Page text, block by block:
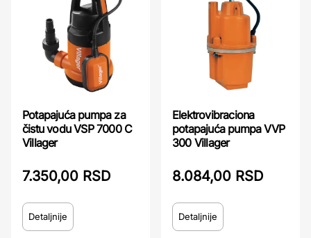
Potapajuća pumpa za
čistu vodu VSP 7000 C
Villager
7.350,00 RSD
Detaljnije
Elektrovibraciona
potapajuća pumpa VVP
300 Villager
8.084,00 RSD
Detaljnije